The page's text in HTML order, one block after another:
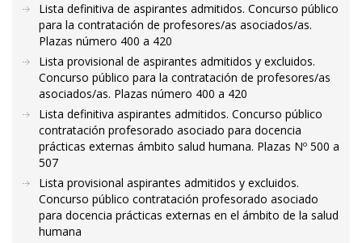
Lista definitiva de aspirantes admitidos. Concurso público
para la contratación de profesores/as asociados/as.
Plazas número 400 a 420
Lista provisional de aspirantes admitidos y excluidos.
Concurso público para la contratación de profesores/as
asociados/as. Plazas número 400 a 420
Lista definitiva aspirantes admitidos. Concurso público
contratación profesorado asociado para docencia
prácticas externas ámbito salud humana. Plazas Nº 500 a
507
Lista provisional aspirantes admitidos y excluidos.
Concurso público contratación profesorado asociado
para docencia prácticas externas en el ámbito de la salud
humana